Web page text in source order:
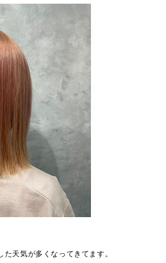
天気が多くなってきてます。